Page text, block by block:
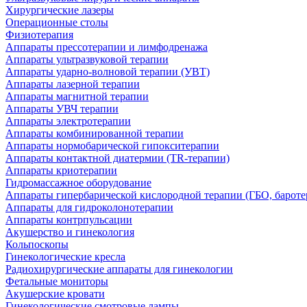
Хирургические лазеры
Операционные столы
Физиотерапия
Аппараты прессотерапии и лимфодренажа
Аппараты ультразвуковой терапии
Аппараты ударно-волновой терапии (УВТ)
Аппараты лазерной терапии
Аппараты магнитной терапии
Аппараты УВЧ терапии
Аппараты электротерапии
Аппараты комбинированной терапии
Аппараты нормобарической гипокситерапии
Аппараты контактной диатермии (TR-терапии)
Аппараты криотерапии
Гидромассажное оборудование
Аппараты гипербарической кислородной терапии (ГБО,
Аппараты для гидроколонотерапии
Аппараты контрпульсации
Акушерство и гинекология
Кольпоскопы
Гинекологические кресла
Радиохирургические аппараты для гинекологии
Фетальные мониторы
Акушерские кровати